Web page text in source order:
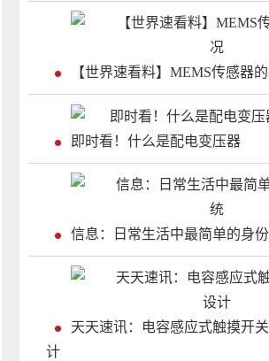
【世界速看料】MEMS传感器
即时看！什么是配电变压器
信息：日常生活中最简单的身
天天速讯：电容感应式触摸开
计